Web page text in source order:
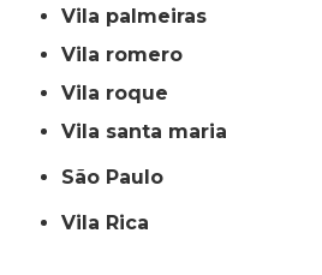
vila palmeiras
vila romero
vila roque
vila santa maria
São Paulo
Vila Rica